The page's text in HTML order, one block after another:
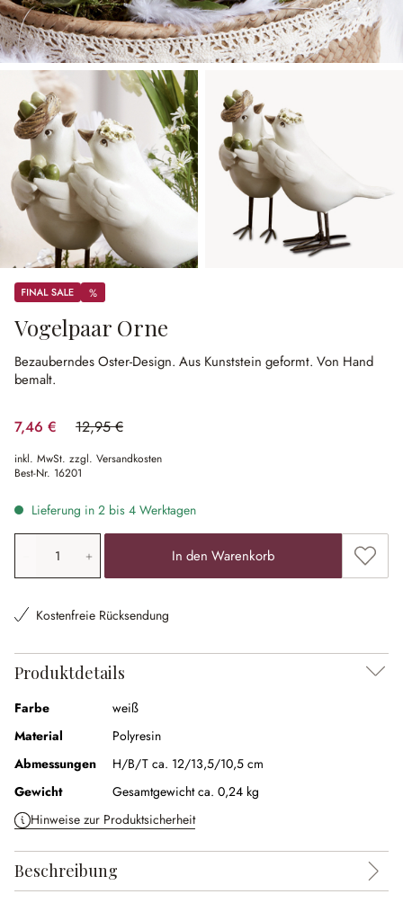
Sale %
%
Vogelpaar Orne
Bezauberndes Oster-Design. Aus Kunststein geformt. Von Hand
bemalt.
7,46 € 12,95 €
(42.39% gespart)
inkl. MwSt. zzgl. Versandkosten
Best-Nr. 16201
Lieferung in 2 bis 4 Werktagen
Produkt Anzahl: Gib den gewünschten Wert ein oder
In den Warenkorb Zum
Kostenfreie Rücksendung
Produktdetails
Farbe
weiß
Material
Polyresin
Abmessungen
H/B/T ca. 12/13,5/10,5 cm
Gewicht
Gesamtgewicht ca. 0,24 kg
Hinweise zur Produktsicherheit
Beschreibung